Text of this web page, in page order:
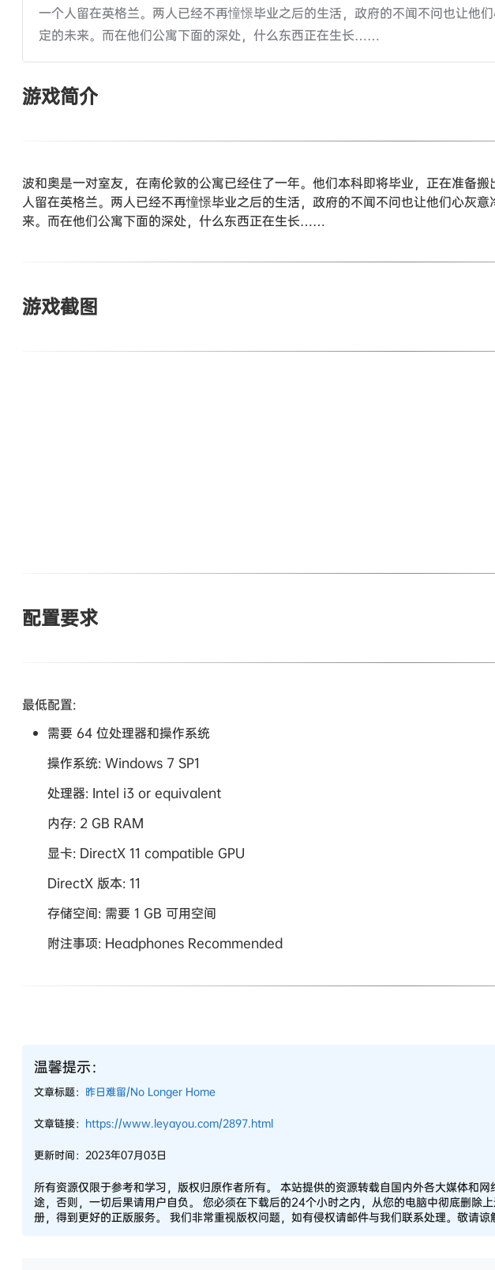
一个人留在英格兰。两人已经不再憧憬毕业之后的生活，政府的不闻不问也让他
定的未来。而在他们公寓下面的深处，什么东西正在生长……
游戏简介
波和奥是一对室友，在南伦敦的公寓已经住了一年。他们本科即将毕业，正在准备
人留在英格兰。两人已经不再憧憬毕业之后的生活，政府的不闻不问也让他们心灰
来。而在他们公寓下面的深处，什么东西正在生长……
游戏截图
配置要求
最低配置:
需要 64 位处理器和操作系统
操作系统: Windows 7 SP1
处理器: Intel i3 or equivalent
内存: 2 GB RAM
显卡: DirectX 11 compatible GPU
DirectX 版本: 11
存储空间: 需要 1 GB 可用空间
附注事项: Headphones Recommended
温馨提示：
文章标题： 昨日难留/No Longer Home
文章链接： https://www.leyayou.com/2897.html
更新时间：2023年07月03日
所有资源仅限于参考和学习，版权归原作者所有。 本站提供的资源转载自国内外各大媒体和
途，否则，一切后果请用户自负。 您必须在下载后的24个小时之内，从您的电脑中彻底删除
册，得到更好的正版服务。 我们非常重视版权问题，如有侵权请邮件与我们联系处理。敬请谅